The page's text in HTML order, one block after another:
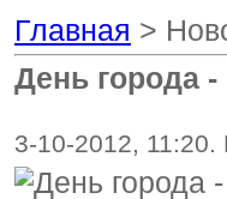
Главная >
День города
3-10-2012, 11:20.